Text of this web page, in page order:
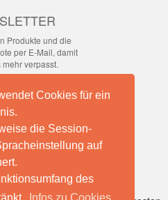
Cookies für ein
die Session-
auf
des
Produkte und die
per E-Mail, damit
mehr verpasst.